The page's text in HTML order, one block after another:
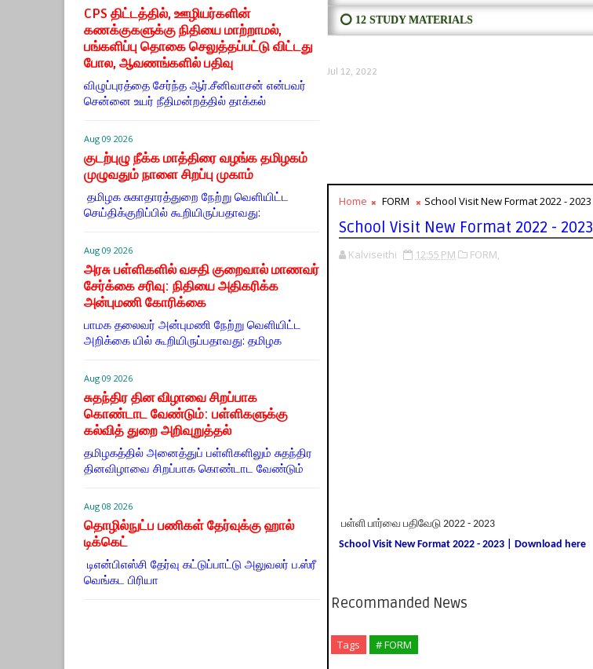
CPS திட்டத்தில், ஊழியர்களின்
கணக்குகளுக்கு நிதியை மாற்றாமல்,
பங்களிப்பு தொகை செலுத்தப்பட்டு விட்டது
போல, ஆவணங்களில் பதிவு
விழுப்புரத்தை சேர்ந்த ஆர்.சீனிவாசன் என்பவர்
சென்னை உயர் நீதிமன்றத்தில் தாக்கல்
Aug 09 2026
குடற்புழு நீக்க மாத்திரை வழங்க தமிழகம்
முழுவதும் நாளை சிறப்பு முகாம்
தமிழக சுகாதாரத்துறை நேற்று வெளியிட்ட
செய்திக்குறிப்பில் கூறியிருப்பதாவது:
Aug 09 2026
அரசு பள்ளிகளில் வசதி குறைவால் மாணவர்
சேர்க்கை சரிவு: நிதியை அதிகரிக்க
அன்புமணி கோரிக்கை
பாமக தலைவர் அன்புமணி நேற்று வெளியிட்ட
அறிக்கை யில் கூறியிருப்பதாவது: தமிழக
Aug 09 2026
சுதந்திர தின விழாவை சிறப்பாக
கொண்டாட வேண்டும்: பள்ளிகளுக்கு
கல்வித் துறை அறிவுறுத்தல்
தமிழகத்தில் அனைத்துப் பள்ளிகளிலும் சுதந்திர
தினவிழாவை சிறப்பாக கொண்டாட வேண்டும்
Aug 08 2026
தொழில்நுட்ப பணிகள் தேர்வுக்கு ஹால் ​
டிக்கெட்
டிஎன்​பிஎஸ்சி தேர்வு கட்​டுப்​பாட்டு அலு​வலர் ப.ஸ்ரீ
வெங்கட பிரியா
⭕ 12 STUDY MATERIALS
Jul 12, 2022
Home FORM School Visit New Format 2022 - 2023
School Visit New Format 2022 - 2023
Kalviseithi 12:55 PM FORM,
பள்ளி பார்வை பதிவேடு 2022 - 2023
School Visit New Format 2022 - 2023 | Download here
Recommanded News
Tags # FORM